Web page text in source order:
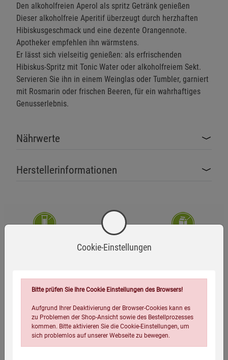
Den alkoholfreien Aperol als spritz Getränk genießen
Dieser alkoholfreie Aperitif überzeugt durch herzhaften
Hibiskusgeschmack und eine dezente Orangennote.
Apotheker empfehlen ihn wärmstens.
Er lässt sich vielseitig genießen: als erfrischenden
Hibiskus-Spritz mit Tonic Water oder alkoholfreiem Sekt.
Servieren Sie ihn in einem Weinglas oder Tumbler, garniert
mit Rosmarin oder frischen Beeren, für ein wahrhaftiges
Genusserlebnis.
Nährwerte
Herstellerinformationen
Vegan
Zutaten
Wasser, Glucose-Fructose-Sirup, Hibiskusblütenaufguss 5%
(Wasser, natürliches Hibiskusblütenaroma), natürliches
Cookie-Einstellungen
Bitte prüfen Sie Ihre Cookie Einstellungen des Browsers!
Aufgrund Ihrer Deaktivierung der Browser-Cookies kann es
zu Problemen der Shop-Ansicht sowie des Bestellprozesses
kommen. Bitte aktivieren Sie die Cookie-Einstellungen, um
sich problemlos auf unserer Webseite zu bewegen.